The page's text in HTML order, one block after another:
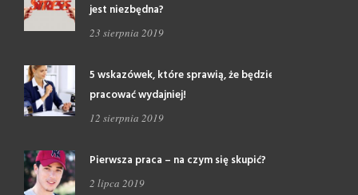
jest niezbędna?
23 sierpnia 2019
5 wskazówek, które sprawią, że będziesz
pracować wydajniej!
12 sierpnia 2019
Pierwsza praca – na czym się skupić?
2 lipca 2019